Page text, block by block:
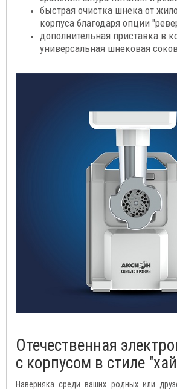
быстрая очистка шнека от
корпуса благодаря опции
дополнительная приставка в
универсальная шнековая
Отечественная
с корпусом в стиле
Наверняка среди ваших родных или